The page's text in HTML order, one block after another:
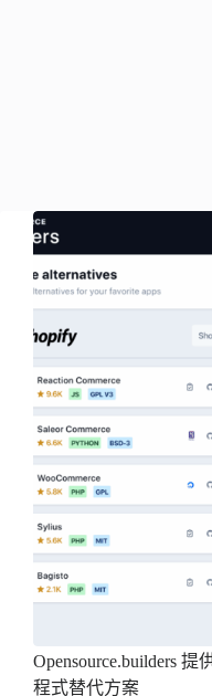
Opensource.builders
程式替代方案